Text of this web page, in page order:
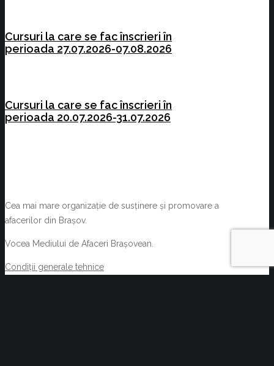
Cursuri la care se fac înscrieri în
perioada 27.07.2026-07.08.2026
Cursuri la care se fac înscrieri în
perioada 20.07.2026-31.07.2026
Cea mai mare organizație de susținere și promovare a
afacerilor din Brașov.
Vocea Mediului de Afaceri Brașovean.
Condiții generale tehnice